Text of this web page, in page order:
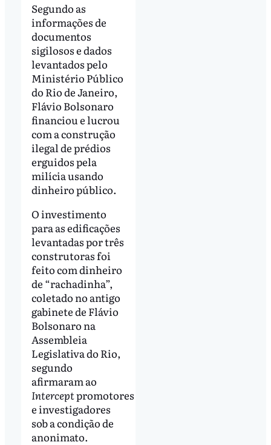
Segundo as
informações de
documentos
sigilosos e dados
levantados pelo
Ministério Público
do Rio de Janeiro,
Flávio Bolsonaro
financiou e lucrou
com a construção
ilegal de prédios
erguidos pela
milícia usando
dinheiro público.
O investimento
para as edificações
levantadas por três
construtoras foi
feito com dinheiro
de “rachadinha”,
coletado no antigo
gabinete de Flávio
Bolsonaro na
Assembleia
Legislativa do Rio,
segundo
afirmaram ao
Interceptpromotores
e investigadores
sob a condição de
anonimato.